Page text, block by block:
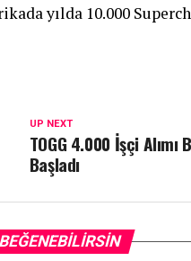
yılda 10.000
UP NEXT
TOGG 4.000 İşçi Alımı
Başladı